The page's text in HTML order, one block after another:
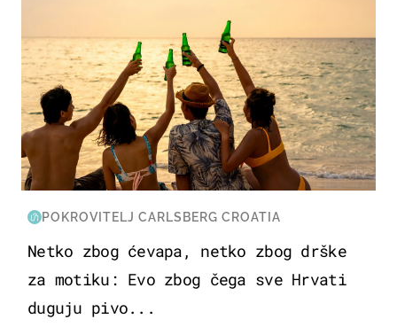
POKROVITELJ CARLSBERG CROATIA
Netko zbog ćevapa, netko zbog drške
za motiku: Evo zbog čega sve Hrvati
duguju pivo...